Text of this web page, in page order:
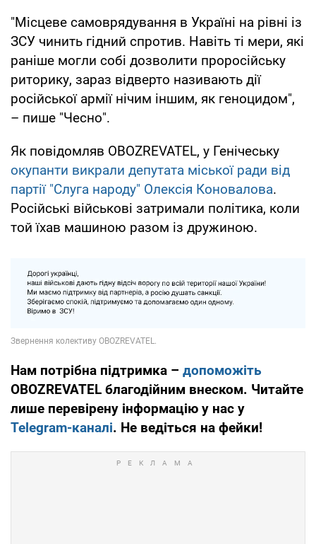
"Місцеве самоврядування в Україні на рівні із
ЗСУ чинить гідний спротив. Навіть ті мери, які
раніше могли собі дозволити проросійську
риторику, зараз відверто називають дії
російської армії нічим іншим, як геноцидом",
– пише "Чесно".
Як повідомляв OBOZREVATEL, у Генічеську
окупанти викрали депутата міської ради від
партії "Слуга народу" Олексія Коновалова.
Російські військові затримали політика, коли
той їхав машиною разом із дружиною.
Нам потрібна підтримка – допоможіть
OBOZREVATEL благодійним внеском. Читайте
лише перевірену інформацію у нас у
Telegram-каналі. Не ведіться на фейки!